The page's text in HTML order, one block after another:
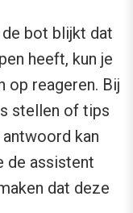
bot blijkt dat
heeft, kun je
op reageren. Bij
stellen of tips
kan
de assistent
dat deze